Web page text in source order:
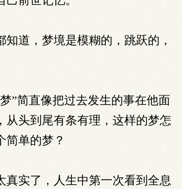
道，梦境是模糊的，跳跃的，
”简直像把过去发生的事在他面
从头到尾有条有理，这样的梦怎
简单的梦？
实了，人生中第一次看到全息